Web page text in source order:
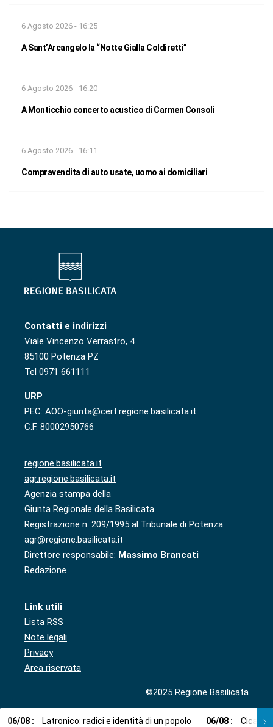
6 Agosto 2026 - 16:25
A Sant’Arcangelo la “Notte Gialla Coldiretti”
6 Agosto 2026 - 16:20
A Monticchio concerto acustico di Carmen Consoli
6 Agosto 2026 - 16:11
Compravendita di auto usate, uomo ai domiciliari
Contatti e indirizzi
Viale Vincenzo Verrastro, 4
85100 Potenza PZ
Tel 0971 661111
URP
PEC: AOO-giunta@cert.regione.basilicata.it
C.F. 80002950766
regione.basilicata.it
agr.regione.basilicata.it
Agenzia stampa della
Giunta Regionale della Basilicata
Registrazione n. 209/1995 al Tribunale di Potenza
agr@regione.basilicata.it
Direttore responsabile: Massimo Brancati
Redazione
Link utili
Lista RSS
Note legali
Privacy
Area riservata
©2025 Regione Basilicata
06/08 : Latronico: radici e identità di un popolo 06/08 : Cicala: